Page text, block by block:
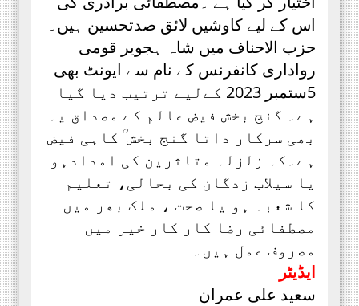
اس کے لیے کاوشیں لائق صدتحسین ہیں۔
حزب الاحناف میں شاہ ہجویر قومی
رواداری کانفرنس کے نام سے ایونٹ بھی
5ستمبر 2023 کےلیے ترتیب دیا گیا
ہے۔ گنج بخش فیض عالم کے مصداق یہ
بھی سرکار داتا گنج بخش ؒ کاہی فیض
ہے۔کہ زلزلہ متاثرین کی امدادہو
یا سیلاب زدگان کی بحالی، تعلیم
کا شعبہ ہو یا صحت ، ملک بھر میں
مصطفائی رضا کار کار خیر میں
مصروف عمل ہیں۔
ایڈیٹر
سعید علی عمران